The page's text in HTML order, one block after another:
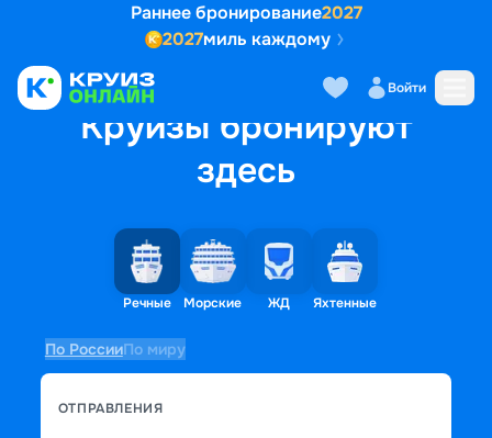
Раннее бронирование2027
2027миль каждому
Войти
Круизы бронируют
здесь
Речные Морские ЖД Яхтенные
По РоссииПо миру
ОТПРАВЛЕНИЯ